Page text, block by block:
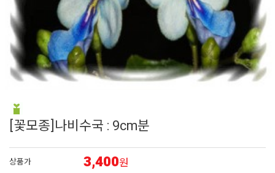
9 대국
10 플록스
[꽃모종]나비수국 : 9cm분
상품가 3,400원